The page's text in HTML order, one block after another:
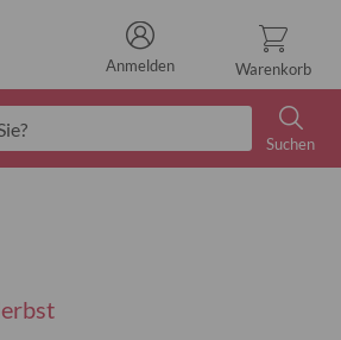
Suchen
Warenkorb
Anmelden